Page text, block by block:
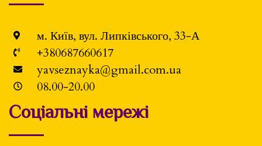
м. Київ, вул. Липківського, 33-А
+380687660617
yavseznayka@gmail.com.ua
08.00-20.00
Соціальні мережі